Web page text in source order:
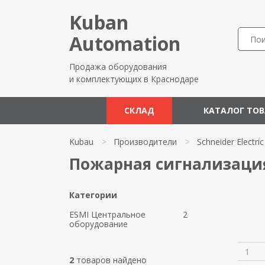
Kuban
Automation
Продажа оборудования
и комплектующих в Краснодаре
СКЛАД КАТАЛОГ
Kubau > Производители > Schneider Electric
Пожарная
Категории
ESMI Центральное
оборудование
2
2 товаров найдено
1